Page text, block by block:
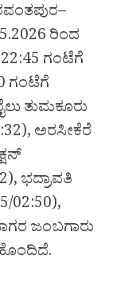
ರಿಂದ
ಗಂಟೆಗೆ
ಗಂಟೆಗೆ
ತುಮಕೂರು
ಅರಸೀಕೆರೆ
ಭದ್ರಾವತಿ
02:50),
ಜಂಬಗಾರು